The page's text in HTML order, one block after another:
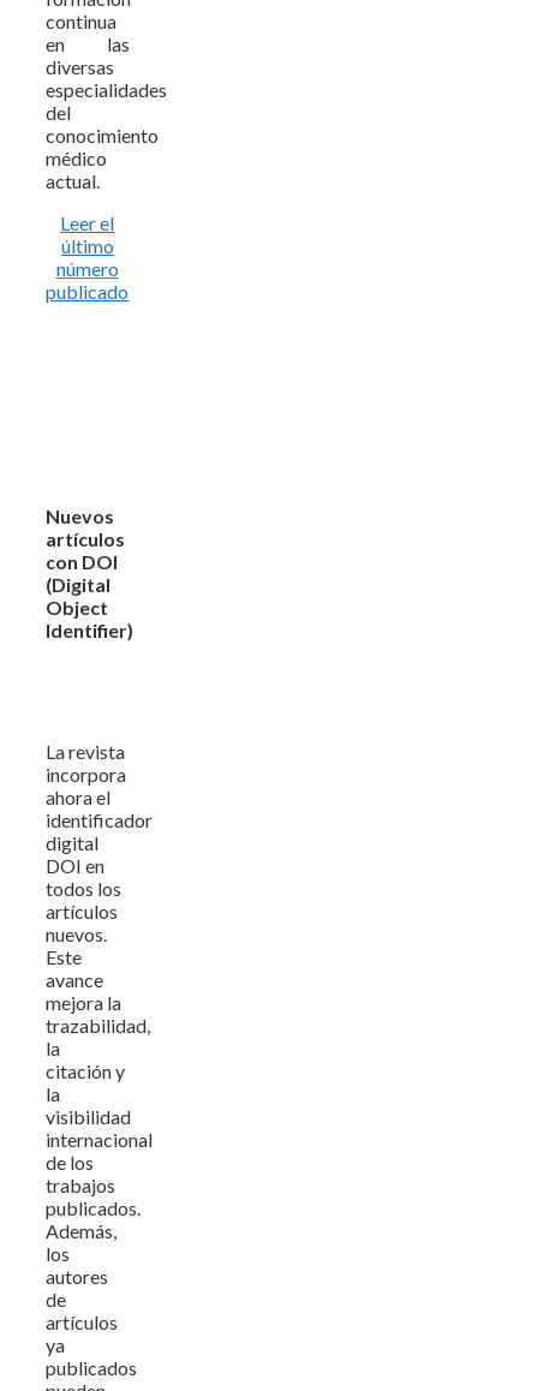
continua
en las
diversas
especialidades
del
conocimiento
médico
actual.
Leer el
último
número
publicado
Nuevos
artículos
con DOI
(Digital
Object
Identifier)
La revista
incorpora
ahora el
identificador
digital
DOI en
todos los
artículos
nuevos.
Este
avance
mejora la
trazabilidad,
la
citación y
la
visibilidad
internacional
de los
trabajos
publicados.
Además,
los
autores
de
artículos
ya
publicados